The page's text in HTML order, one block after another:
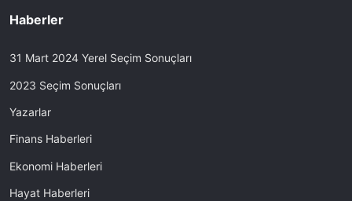
Haberler
31 Mart 2024 Yerel Seçim Sonuçları
2023 Seçim Sonuçları
Yazarlar
Finans Haberleri
Ekonomi Haberleri
Hayat Haberleri